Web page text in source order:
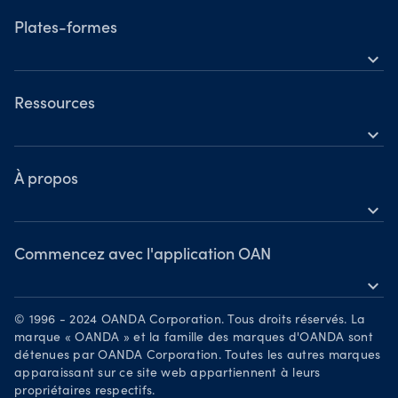
Heures d'ouverture
Indices
Plates-formes
expand_more
OANDA pour smartphone
TradingView
Ressources
expand_more
Centre d’aide
OANDA Labs
À propos
expand_more
Groupe OANDA
Récompenses
Carrières
Documents juridiques
Your Privacy Rights
Commencez avec l'application OAN
expand_more
Télécharger sur l’App Store
Disponible sur Google Play
Négociez sur TradingView
© 1996 - 2024 OANDA Corporation. Tous droits réservés. La
marque « OANDA » et la famille des marques d'OANDA sont
détenues par OANDA Corporation. Toutes les autres marques
apparaissant sur ce site web appartiennent à leurs
propriétaires respectifs.